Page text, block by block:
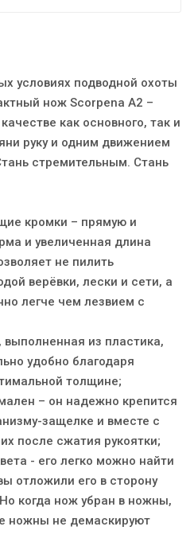
условиях подводной охоты
нож Scorpena A2 –
как основного, так и
руку и одним движением
стремительным. Стань
кромки – прямую и
и увеличенная длина
не пилить
верёвки, лески и сети, а
легче чем лезвием с
выполненная из пластика,
удобно благодаря
толщине;
– он надежно крепится
защелке и вместе с
после сжатия рукоятки;
- его легко можно найти
отложили его в сторону
когда нож убран в ножны,
ножны не демаскируют